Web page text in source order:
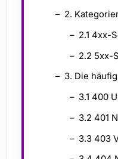
2.
2.1 4xx-
2.2 5xx-
3. Die
3.1 400
3.2 401
3.3 403